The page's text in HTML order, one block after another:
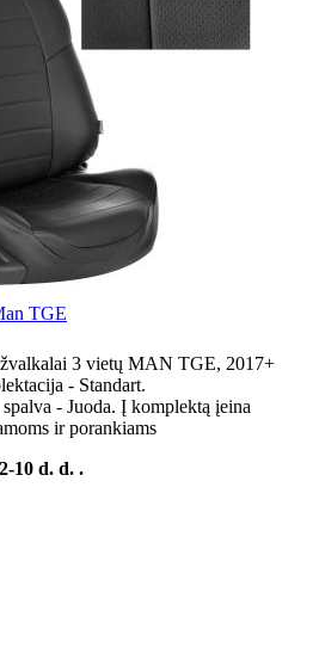
TGE
3 vietų MAN TGE, 2017+
- Standart.
- Juoda. Į komplektą įeina
ir porankiams
10 d. d. .